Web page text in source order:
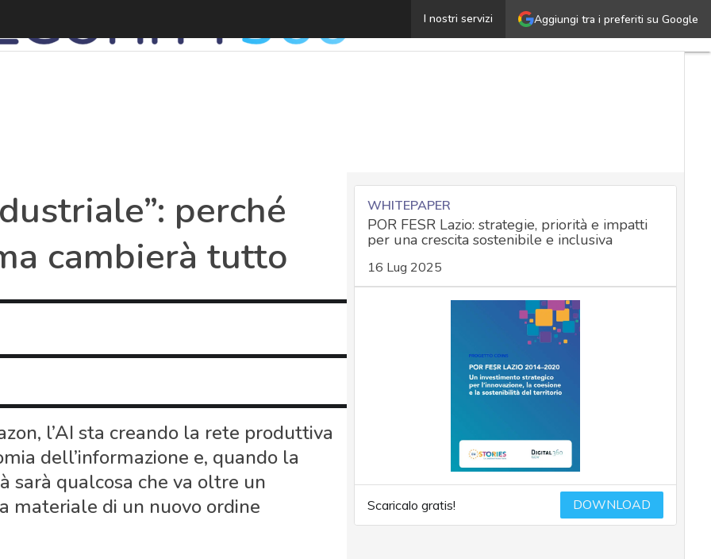
Aggiungi tra i preferiti su Google
I nostri servizi
Bezos e la “bolla industriale”: perché l’AI non
perché
cambierà tutto
l’AI sta creando la rete produttiva
dell’informazione e, quando la
sarà qualcosa che va oltre un
materiale di un nuovo ordine
WHITEPAPER
POR FESR Lazio: strategie, priorità e impatti
per una crescita sostenibile e inclusiva
16 Lug 2025
Scaricalo gratis! DOWNLOAD